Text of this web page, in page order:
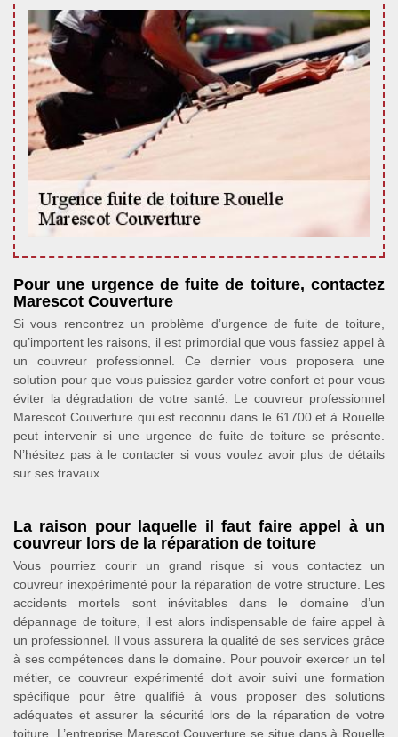
Pour une urgence de fuite de toiture, contactez
Marescot Couverture
Si vous rencontrez un problème d’urgence de fuite de toiture,
qu’importent les raisons, il est primordial que vous fassiez appel à
un couvreur professionnel. Ce dernier vous proposera une
solution pour que vous puissiez garder votre confort et pour vous
éviter la dégradation de votre santé. Le couvreur professionnel
Marescot Couverture qui est reconnu dans le 61700 et à Rouelle
peut intervenir si une urgence de fuite de toiture se présente.
N’hésitez pas à le contacter si vous voulez avoir plus de détails
sur ses travaux.
La raison pour laquelle il faut faire appel à un
couvreur lors de la réparation de toiture
Vous pourriez courir un grand risque si vous contactez un
couvreur inexpérimenté pour la réparation de votre structure. Les
accidents mortels sont inévitables dans le domaine d’un
dépannage de toiture, il est alors indispensable de faire appel à
un professionnel. Il vous assurera la qualité de ses services grâce
à ses compétences dans le domaine. Pour pouvoir exercer un tel
métier, ce couvreur expérimenté doit avoir suivi une formation
spécifique pour être qualifié à vous proposer des solutions
adéquates et assurer la sécurité lors de la réparation de votre
toiture. L’entreprise Marescot Couverture se situe dans à Rouelle